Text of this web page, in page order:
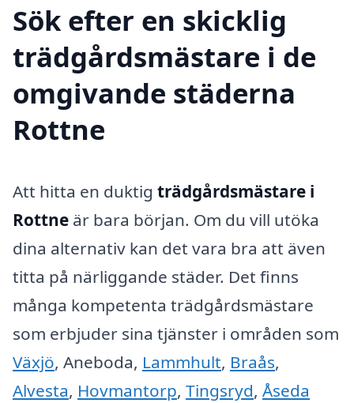
Sök efter en skicklig
trädgårdsmästare i de
omgivande städerna
Rottne
Att hitta en duktig trädgårdsmästare i
Rottne är bara början. Om du vill utöka
dina alternativ kan det vara bra att även
titta på närliggande städer. Det finns
många kompetenta trädgårdsmästare
som erbjuder sina tjänster i områden som
Växjö, Aneboda, Lammhult, Braås,
Alvesta, Hovmantorp, Tingsryd, Åseda